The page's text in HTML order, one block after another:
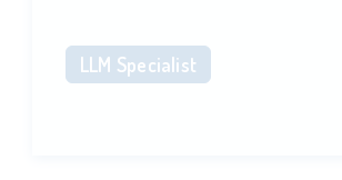
LLM Specialist